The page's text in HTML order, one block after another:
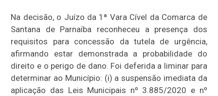
Na decisão, o Juízo da 1ª Vara Cível da Comarca de
Santana de Parnaíba reconheceu a presença dos
requisitos para concessão da tutela de urgência,
afirmando estar demonstrada a probabilidade do
direito e o perigo de dano. Foi deferida a liminar para
determinar ao Município: (i) a suspensão imediata da
aplicação das Leis Municipais nº 3.885/2020 e nº